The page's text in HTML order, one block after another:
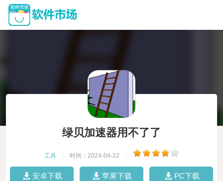
绿贝加速器用不了了
工具 时间：2024-04-22
安卓下载 苹果下载 PC下载